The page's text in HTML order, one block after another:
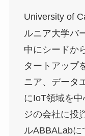
University of
ルニア大学バ
中にシードか
タートアップ
ニア、データ
にIoT領域を
ジの会社に投
ルABBALabに